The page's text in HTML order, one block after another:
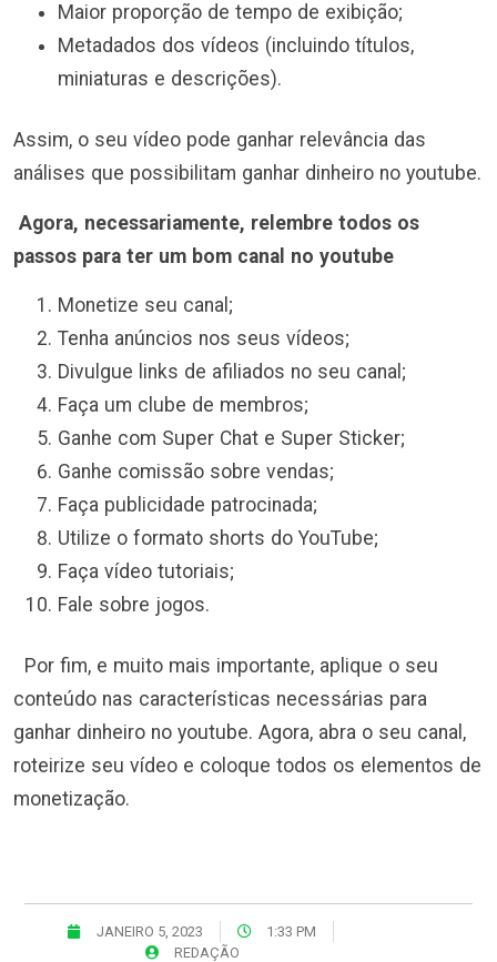
Maior proporção de tempo de exibição;
Metadados dos vídeos (incluindo títulos,
miniaturas e descrições).
Assim, o seu vídeo pode ganhar relevância das
análises que possibilitam ganhar dinheiro no youtube.
Agora, necessariamente, relembre todos os
passos para ter um bom canal no youtube
Monetize seu canal;
Tenha anúncios nos seus vídeos;
Divulgue links de afiliados no seu canal;
Faça um clube de membros;
Ganhe com Super Chat e Super Sticker;
Ganhe comissão sobre vendas;
Faça publicidade patrocinada;
Utilize o formato shorts do YouTube;
Faça vídeo tutoriais;
Fale sobre jogos.
Por fim, e muito mais importante, aplique o seu
conteúdo nas características necessárias para
ganhar dinheiro no youtube. Agora, abra o seu canal,
roteirize seu vídeo e coloque todos os elementos de
monetização.
JANEIRO 5, 2023
1:33 PM
REDAÇÃO